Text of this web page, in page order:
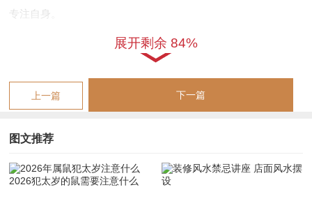
专注自身。
那跳槽的念头，会多次闪现，想清楚了再行动，别意气用事，接
受新任务时要量力而行，可别为了面子，接下烫手山芋，就把它
看作磨炼，心态便会不同，即便与同事意见不合，也请保持礼
的不安，要学会消化。
伴着压力，你的潜力将被激发，借这一年打磨自己的专业技能，
展开剩余 84%
上一篇 下一篇
图文推荐